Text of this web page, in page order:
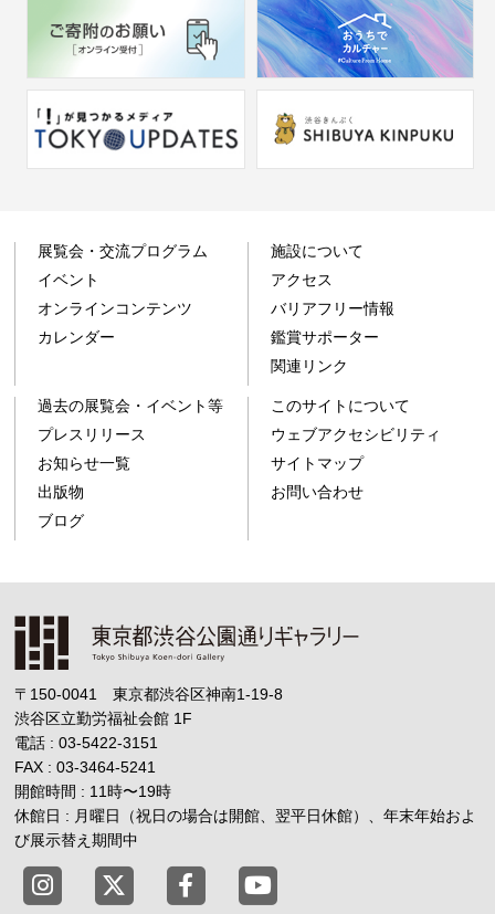
展覧会・交流プログラム
イベント
オンラインコンテンツ
カレンダー
施設について
アクセス
バリアフリー情報
鑑賞サポーター
関連リンク
過去の展覧会・イベント等
プレスリリース
お知らせ一覧
出版物
ブログ
このサイトについて
ウェブアクセシビリティ
サイトマップ
お問い合わせ
〒150-0041 東京都渋谷区神南1-19-8
渋谷区立勤労福祉会館 1F
電話 : 03-5422-3151
FAX : 03-3464-5241
開館時間 : 11時〜19時
休館日 : 月曜日（祝日の場合は開館、翌平日休館）、年末年始およ
び展示替え期間中
東京都渋谷公園通りギャラリー X
東京都渋谷公園通りギャラリー
東京都渋谷公園通りギャ